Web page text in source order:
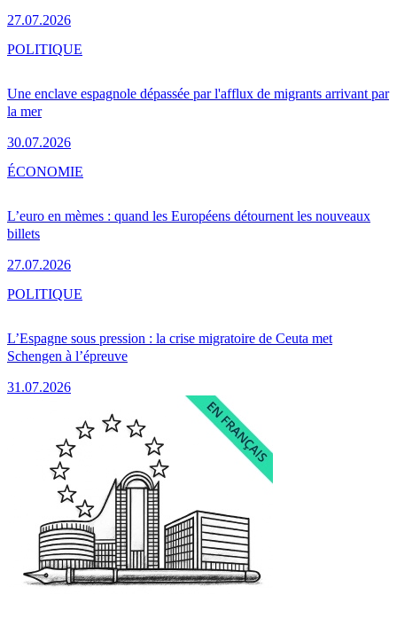
27.07.2026
Une enclave espagnole dépassée par l'afflux de migrants arrivant par
la mer
30.07.2026
POLITIQUE
L’euro en mèmes : quand les Européens détournent les nouveaux
billets
27.07.2026
ÉCONOMIE
L’Espagne sous pression : la crise migratoire de Ceuta met
Schengen à l’épreuve
31.07.2026
POLITIQUE